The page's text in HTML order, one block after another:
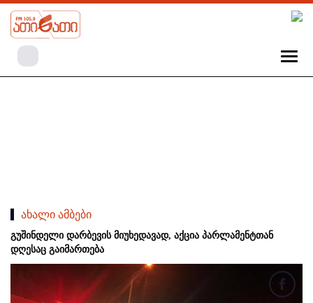
ახალი ამბები
გუშინდელი დარბევის მიუხედავად, აქცია პარლამენტთან
დღესაც გაიმართება